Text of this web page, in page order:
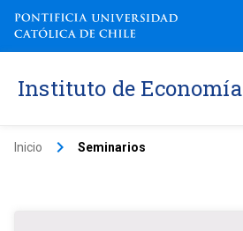
Instituto de Economía
Inicio keyboard_arrow_right Seminarios